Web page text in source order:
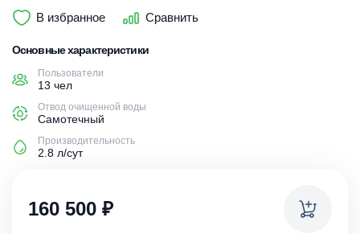
В избранное Сравнить
Основные характеристики
Пользователи
13 чел
Отвод очищенной воды
Самотечный
Производительность
2.8 л/сут
160 500 ₽